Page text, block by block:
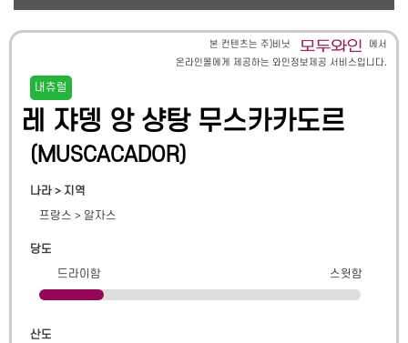
본 컨텐츠는 주)비닛
에서
온라인몰에게 제공하는 와인정보제공 서비스입니다.
내츄럴
레 쟈뎅 앙 샹탕 무스카카도르
(MUSCACADOR)
나라 > 지역
프랑스 > 알자스
당도
드라이함
스윗함
산도